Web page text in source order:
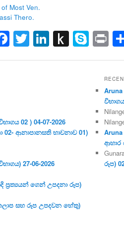
Most Ven.
Thero.
Facebook
Twitter
LinkedIn
Push
to
Kindle
02 ) 04-07-2026
ආනාපානසති භාවනාව 01)
27-06-2026
ගෙන් උපදනා රූප)
සහ රූප උපදවන හේතු)
ආහාර
රූප)